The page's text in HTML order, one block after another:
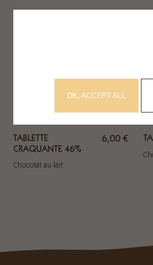
TABLETTE
CRAQUANTE 46%
6,00 €
Chocolat au lait
RECHERCHEZ
OK, ACCEPT ALL